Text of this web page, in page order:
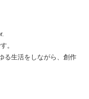
。
る生活をしながら、創作